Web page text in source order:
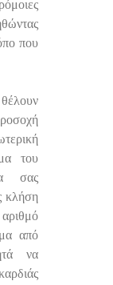
που
του
σας
κλήση
από
να